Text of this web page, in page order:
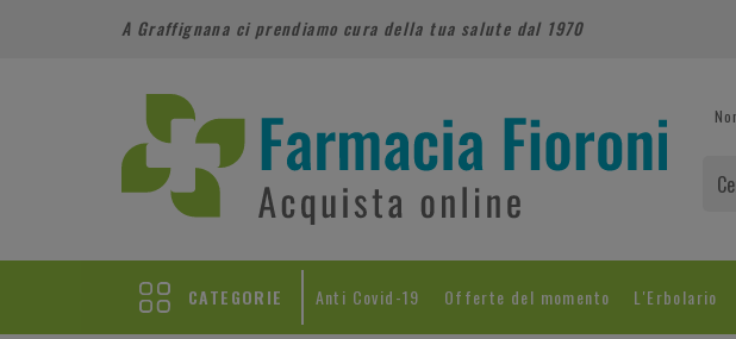
A Graffignana ci prendiamo cura della tua salute dal 1970
CATEGORIE Anti Covid-19 Offerte del momento L'Erbolario